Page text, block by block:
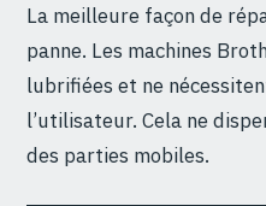
La meilleure façon de
panne. Les machines
lubrifiées et ne
l’utilisateur. Cela ne
des parties mobiles.